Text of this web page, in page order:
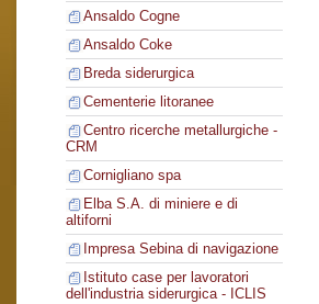
Ansaldo Cogne
Ansaldo Coke
Breda siderurgica
Cementerie litoranee
Centro ricerche metallurgiche -
CRM
Cornigliano spa
Elba S.A. di miniere e di
altiforni
Impresa Sebina di navigazione
Istituto case per lavoratori
dell'industria siderurgica - ICLIS